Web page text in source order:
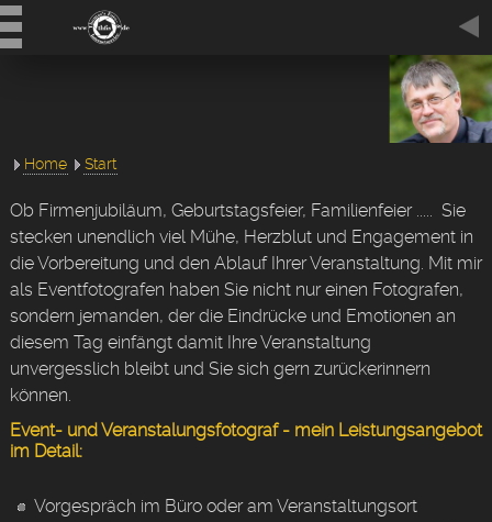
Home Start
Ob Firmenjubiläum, Geburtstagsfeier, Familienfeier ..... Sie
stecken unendlich viel Mühe, Herzblut und Engagement in
die Vorbereitung und den Ablauf Ihrer Veranstaltung. Mit mir
als Eventfotografen haben Sie nicht nur einen Fotografen,
sondern jemanden, der die Eindrücke und Emotionen an
diesem Tag einfängt damit Ihre Veranstaltung
unvergesslich bleibt und Sie sich gern zurückerinnern
können.
Event- und Veranstalungsfotograf - mein Leistungsangebot
im Detail:
Vorgespräch im Büro oder am Veranstaltungsort